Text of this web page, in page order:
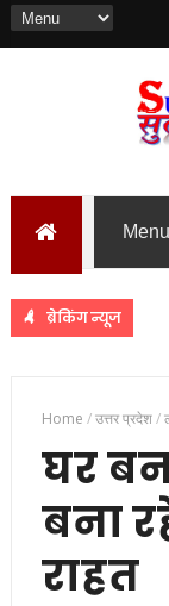
ब्रेकिंग न्यूज
Home /उत्तर प्रदेश/
घर
बना
राहत